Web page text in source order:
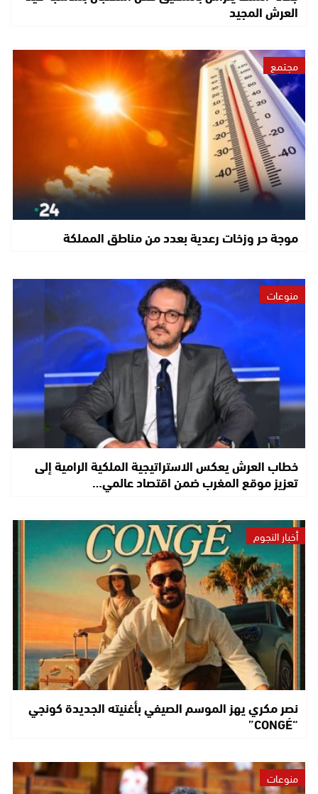
العرش المجيد
مجتمع
موجة حر وزخات رعدية بعدد من مناطق المملكة
منوعات
خطاب العرش يعكس الاستراتيجية الملكية الرامية إلى
تعزيز موقع المغرب ضمن اقتصاد عالمي…
أخبار النجوم
نصر مكري يهز الموسم الصيفي بأغنيته الجديدة كونجي
“CONGÉ”
منوعات